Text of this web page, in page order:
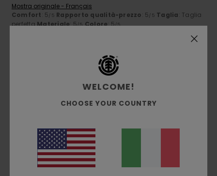
Mostra originale - Français
Comfort: 5/5 Rapporto qualità-prezzo: 5/5 Taglia: Taglia
perfettaMateriale: 5/5 Colore: 5/5
5/5
Mostra originale - Castellano
Comfort: 5/5 Rapporto qualità-prezzo
Materiale: 5/5 Colore
Consiglio questo prodotto
WELCOME!
CHOOSE YOUR COUNTRY